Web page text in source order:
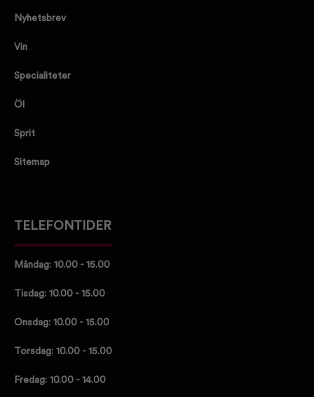
Nyhetsbrev
Vin
Specialiteter
Öl
Sprit
Sitemap
TELEFONTIDER
Måndag: 10.00 - 15.00
Tisdag: 10.00 - 15.00
Onsdag: 10.00 - 15.00
Torsdag: 10.00 - 15.00
Fredag: 10.00 - 14.00